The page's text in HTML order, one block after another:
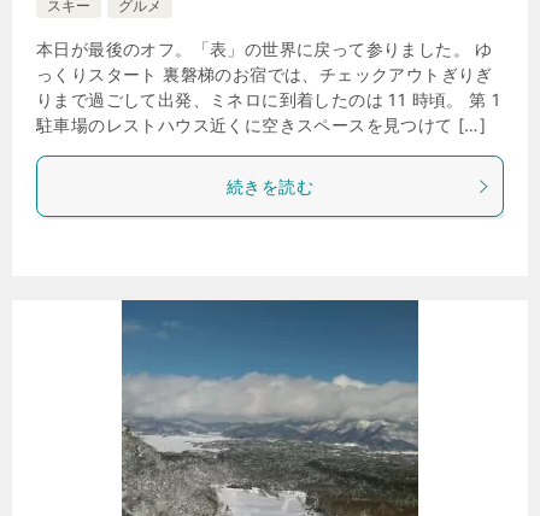
スキー
グルメ
本日が最後のオフ。「表」の世界に戻って参りました。 ゆ
っくりスタート 裏磐梯のお宿では、チェックアウトぎりぎ
りまで過ごして出発、ミネロに到着したのは 11 時頃。 第 1
駐車場のレストハウス近くに空きスペースを見つけて […]
続きを読む